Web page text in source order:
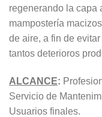
regenerando la capa
mampostería
de aire, a fin de
tantos deterioros
ALCANCE:
Servicio de
Usuarios finales.